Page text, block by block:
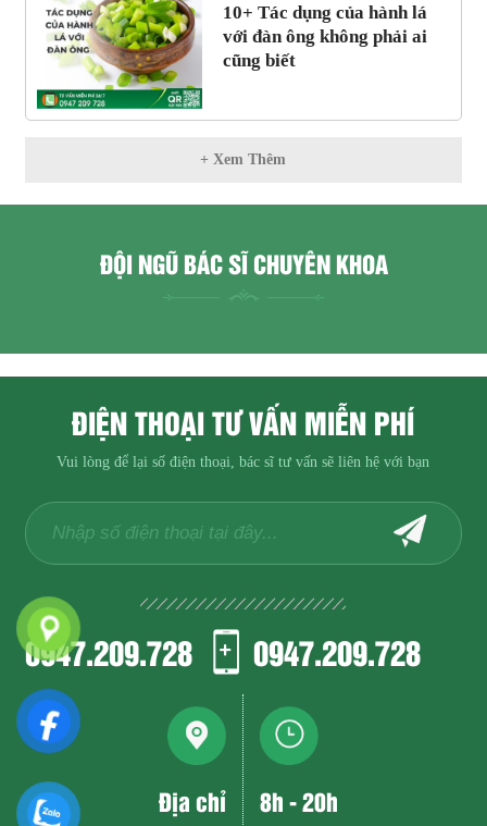
10+ Tác dụng của hành lá
với đàn ông không phải ai
cũng biết
+ Xem Thêm
ĐỘI NGŨ BÁC SĨ CHUYÊN KHOA
ĐIỆN THOẠI TƯ VẤN MIỄN PHÍ
Vui lòng để lại số điện thoại, bác sĩ tư vấn sẽ liên hệ với bạn
0947.209.728 0947.209.728
Địa chỉ 8h - 20h